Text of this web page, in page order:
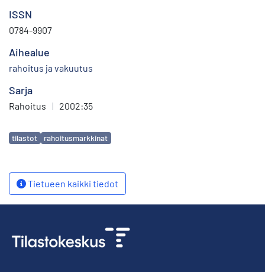
ISSN
0784-9907
Aihealue
rahoitus ja vakuutus
Sarja
Rahoitus | 2002:35
Avainsanat
tilastot rahoitusmarkkinat
Tietueen kaikki tiedot